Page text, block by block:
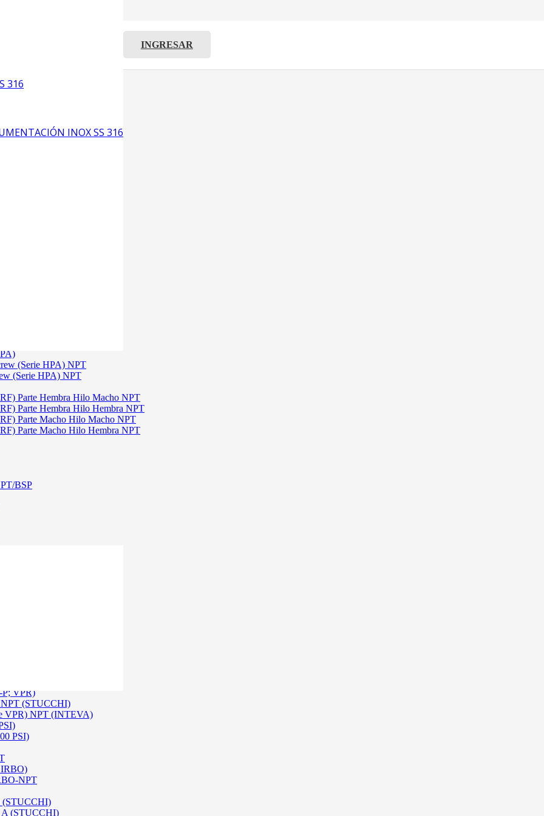
316
INOX SS 316
INGRESAR
(Serie HPA) NPT
(Serie HPA) NPT
Parte Hembra Hilo Macho NPT
Parte Hembra Hilo Hembra NPT
Parte Macho Hilo Macho NPT
Parte Macho Hilo Hembra NPT
BSP
P; VPR)
NPT (STUCCHI)
VPR) NPT (INTEVA)
PSI)
IRBO)
NPT
(STUCCHI)
A (STUCCHI)